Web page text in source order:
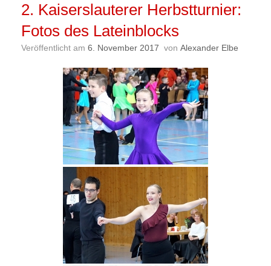
2. Kaiserslauterer Herbstturnier:
Fotos des Lateinblocks
Veröffentlicht am 6. November 2017 von Alexander Elbe